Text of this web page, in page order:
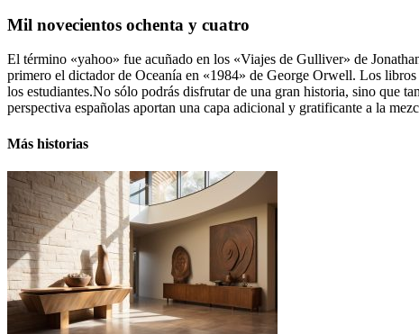
Mil novecientos ochenta y cuatro
El término «yahoo» fue acuñado en los «Viajes de Gulliver» de
primero el dictador de Oceanía en «1984» de George Orwell. Los
los estudiantes.No sólo podrás disfrutar de una gran historia, sino que
perspectiva españolas aportan una capa adicional y gratificante a la
Más historias